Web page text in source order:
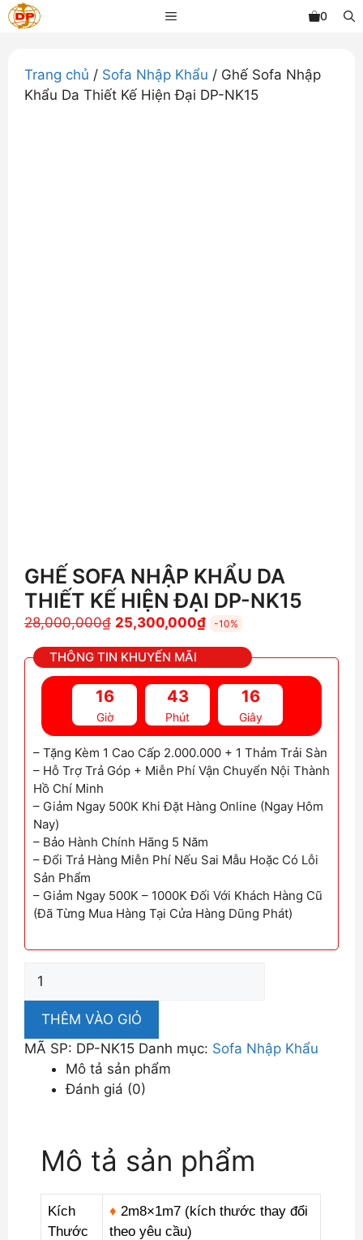
Chuyển
đến
dung
MENU 0
Trang chủ / Sofa Nhập Khẩu / Ghế Sofa Nhập
Khẩu Da Thiết Kế Hiện Đại DP-NK15
GHẾ SOFA NHẬP KHẨU DA
THIẾT KẾ HIỆN ĐẠI DP-NK15
28,000,000₫ Giá
là:
28,000,000₫.
25,300,000₫Giá
là:
25,300,000₫.
-10%
THÔNG TIN KHUYẾN MÃI
16
Giờ
43
Phút
14
Giây
– Tặng Kèm 1 Cao Cấp 2.000.000 + 1 Thảm Trải Sàn
– Hỗ Trợ Trả Góp + Miễn Phí Vận Chuyển Nội Thành
Hồ Chí Minh
– Giảm Ngay 500K Khi Đặt Hàng Online (Ngay Hôm
Nay)
– Bảo Hành Chính Hãng 5 Năm
– Đổi Trả Hàng Miễn Phí Nếu Sai Mẫu Hoặc Có Lỗi
Sản Phẩm
– Giảm Ngay 500K – 1000K Đối Với Khách Hàng Cũ
(Đã Từng Mua Hàng Tại Cửa Hàng Dũng Phát)
Sofa
Nhập
Da
Thiết
DP-
NK15
lượng
THÊM VÀO GIỎ
MÃ SP: DP-NK15 Danh mục: Sofa Nhập Khẩu
Mô tả sản phẩm
Đánh giá (0)
Mô tả sản phẩm
Kích
Thước
♦ 2m8×1m7 (kích thước thay đổi
theo yêu cầu)